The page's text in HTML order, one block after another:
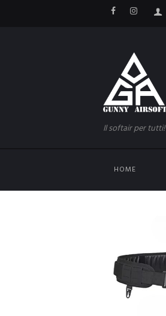
Il softair per tutti!
HOME